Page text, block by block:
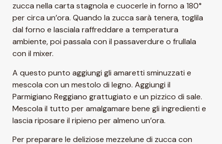
zucca nella carta stagnola e cuocerle in forno a 180°
per circa un’ora. Quando la zucca sarà tenera, toglila
dal forno e lasciala raffreddare a temperatura
ambiente, poi passala con il passaverdure o frullala
con il mixer.
A questo punto aggiungi gli amaretti sminuzzati e
mescola con un mestolo di legno. Aggiungi il
Parmigiano Reggiano grattugiato e un pizzico di sale.
Mescola il tutto per amalgamare bene gli ingredienti e
lascia riposare il ripieno per almeno un’ora.
Per preparare le deliziose mezzelune di zucca con